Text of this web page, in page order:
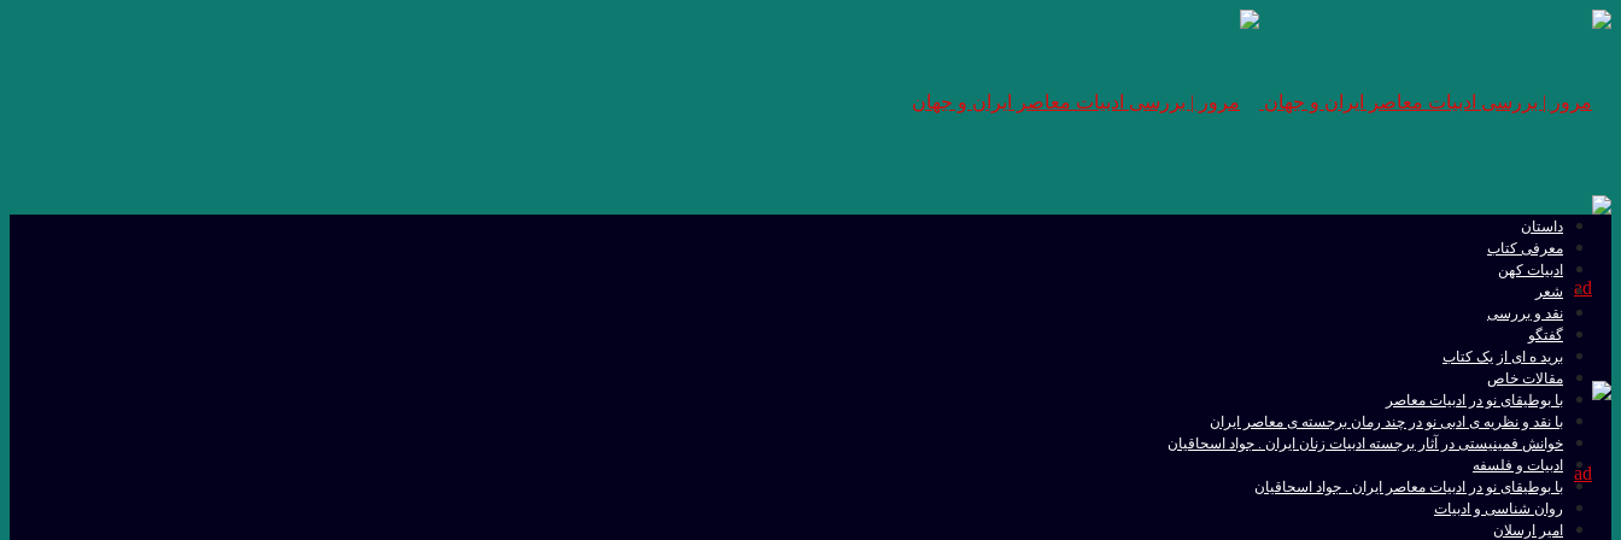
داستان
معرفی کتاب
ادبیات کهن
شعر
نقد و بررسی
گفتگو
برید ه ای از یک کتاب
مقالات خاص
با بوطیقای نو در ادبیات معاصر
با نقد و نظریه ی ادبی نو در چند رمان برجسته ی معاصر ایران
خوانش فمینیستی در آثار برجسته ادبیات زنان ایران . جواد اسحاقیان
ادبیات و فلسفه
با بوطیقای نو در ادبیات معاصر ایران . جواد اسحاقیان
روان شناسی و ادبیات
امیر ارسلان